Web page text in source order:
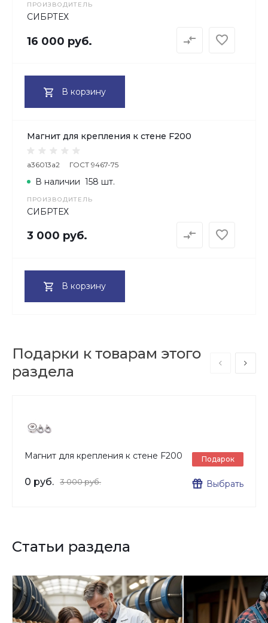
ПРОИЗВОДИТЕЛЬ
СИБРТЕХ
16 000 руб.
В корзину
Магнит для крепления к стене F200
a36013a2 ГОСТ 9467-75
ПРОИЗВОДИТЕЛЬ
СИБРТЕХ
В наличии 158 шт.
3 000 руб.
В корзину
Подарки к товарам этого
раздела
Магнит для крепления к стене F200
0 руб. 3 000 руб.
Подарок
Выбрать
Статьи раздела